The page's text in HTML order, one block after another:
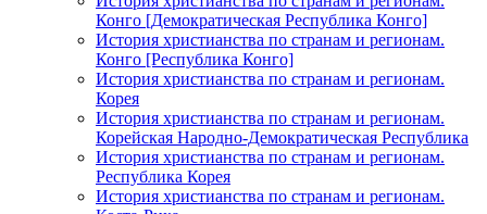
Конго [Демократическая Республика Конго]
История христианства по странам и регионам.
Конго [Республика Конго]
История христианства по странам и регионам.
Корея
История христианства по странам и регионам.
Корейская Народно-Демократическая Республика
История христианства по странам и регионам.
Республика Корея
История христианства по странам и регионам.